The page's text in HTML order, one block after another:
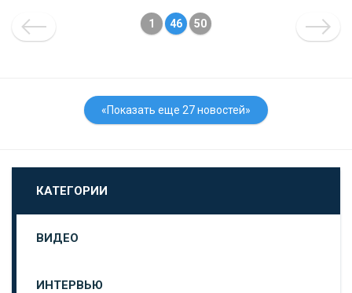
1 46 50
«Показать еще 27 новостей»
КАТЕГОРИИ
ВИДЕО
ИНТЕРВЬЮ